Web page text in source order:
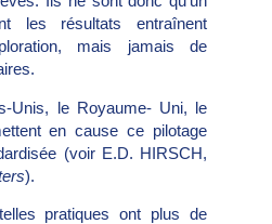
les résultats entraînent
mais jamais de
Unis, le Royaume- Uni, le
en cause ce pilotage
(voir E.D. HIRSCH,
).
pratiques ont plus de